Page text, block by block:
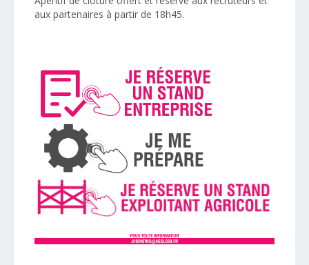
aux partenaires à partir de 18h45.